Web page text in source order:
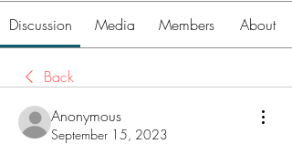
Discussion Media Members About
Back
Anonymous
September 15, 2023